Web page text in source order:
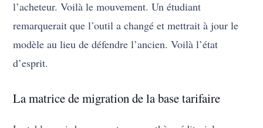
l’acheteur. Voilà le mouvement. Un étudiant
remarquerait que l’outil a changé et mettrait à jour le
modèle au lieu de défendre l’ancien. Voilà l’état
d’esprit.
La matrice de migration de la base tarifaire